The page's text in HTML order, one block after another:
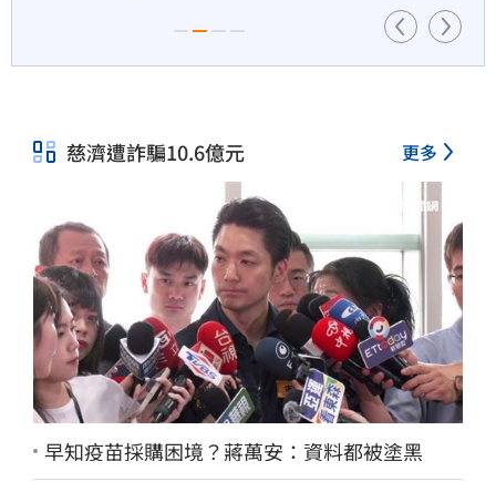
55分鐘前
慈濟遭詐騙10.6億元 更多
早知疫苗採購困境？蔣萬安：資料都被塗黑